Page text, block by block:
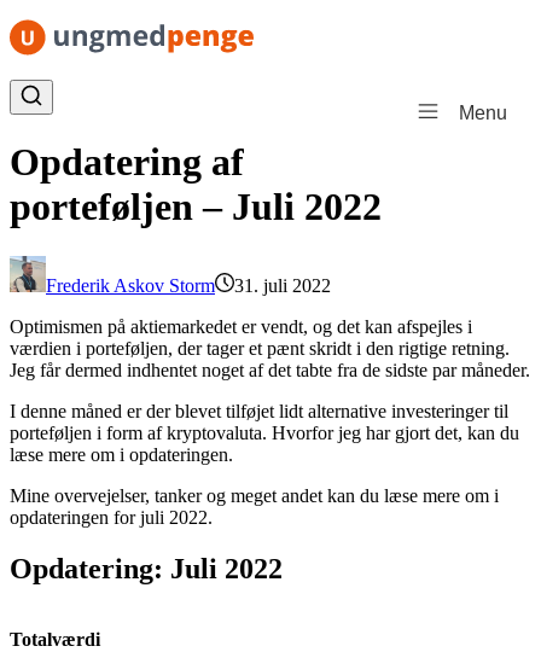
Spring til indhold
Menu
Opdatering af
porteføljen – Juli 2022
Frederik Askov Storm
31. juli 2022
Optimismen på aktiemarkedet er vendt, og det kan afspejles i
værdien i porteføljen, der tager et pænt skridt i den rigtige retning.
Jeg får dermed indhentet noget af det tabte fra de sidste par måneder.
I denne måned er der blevet tilføjet lidt alternative investeringer til
porteføljen i form af kryptovaluta. Hvorfor jeg har gjort det, kan du
læse mere om i opdateringen.
Mine overvejelser, tanker og meget andet kan du læse mere om i
opdateringen for juli 2022.
Opdatering: Juli 2022
Totalværdi